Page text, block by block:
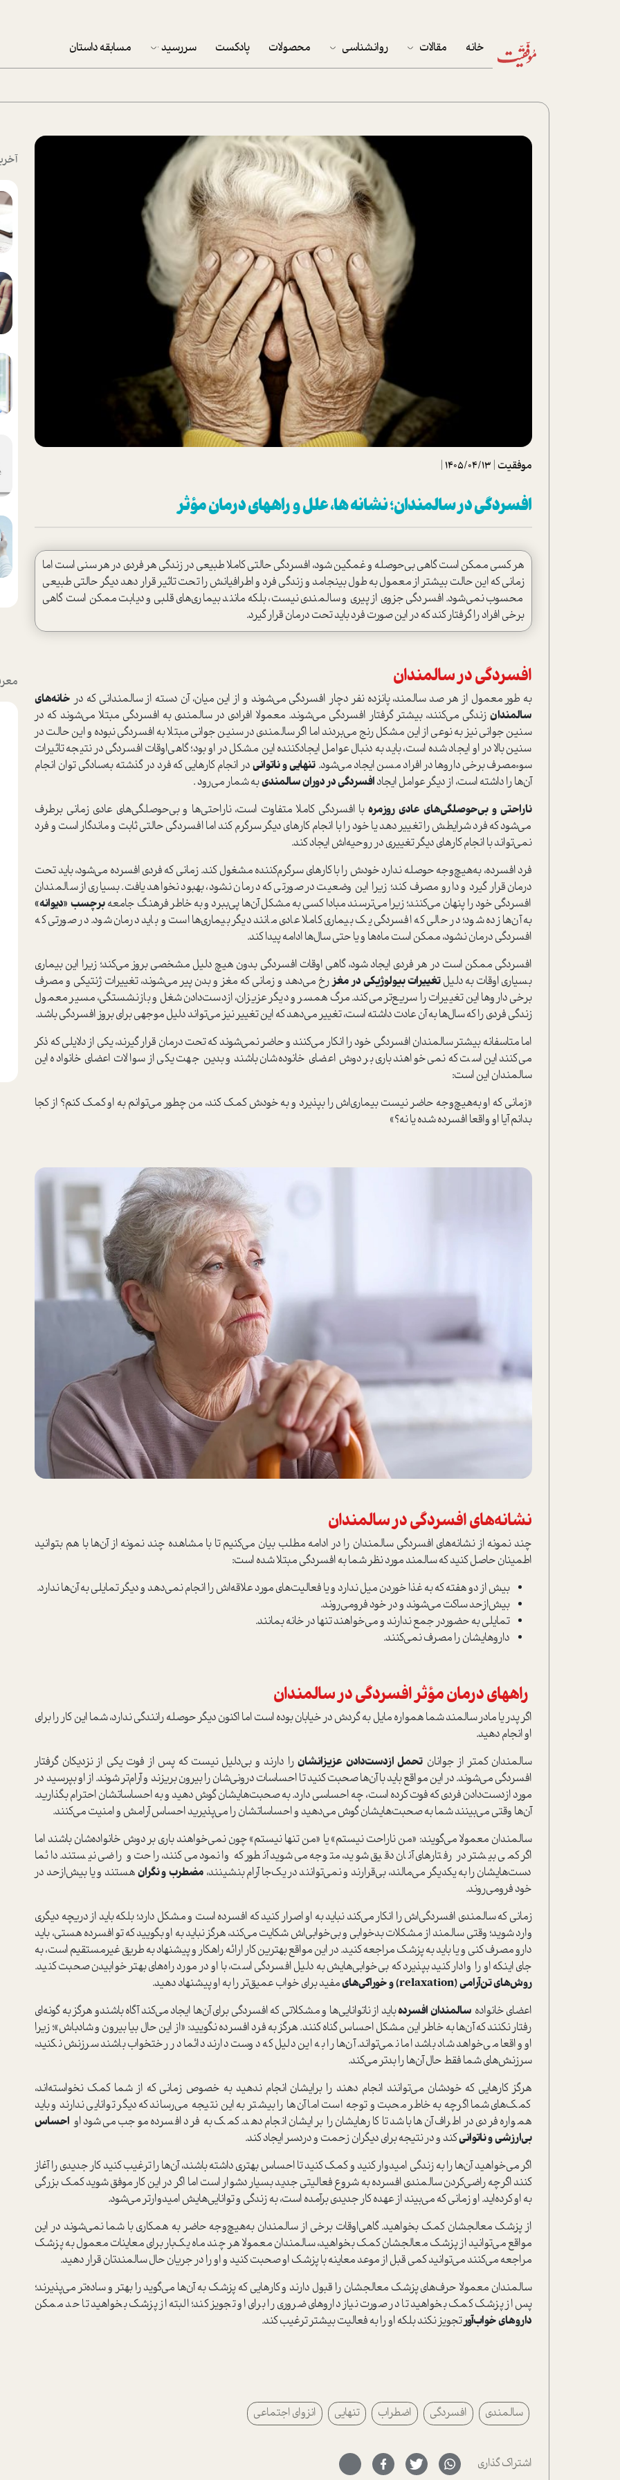
خانه مقالات روانشناسی محصولات پادکست سررسید
پکيج نوروزي موفقيت
تقویم رومیزی
تقویم دیواری
مسابقه داستان
موفقیت |
1405/04/13
|
افسردگی در سالمندان؛ نشانه ها، علل و راههای درمان مؤثر
هر کسی ممکن است گاهی بی‌حوصله و غمگین شود، افسردگی حالتی کاملا طبیعی در زندگی هر فردی در هر سنی است اما
زمانی که این حالت بیشتر از معمول به طول بینجامد و زندگی فرد و اطرافیانش را تحت تاثیر قرار دهد دیگر حالتی طبیعی
محسوب نمی‌شود. افسردگی جزوی از پیری و سالمندی نیست، بلکه مانند بیماری‌های قلبی و دیابت ممکن است گاهی
برخی افراد را گرفتار کند که در این صورت فرد باید تحت درمان قرار گیرد.
افسردگی در سالمندان
به طور معمول از هر صد سالمند، پانزده نفر دچار افسردگی می‌شوند و از این میان، آن دسته از سالمندانی که در خانه‌های
سالمندان زندگی می‌کنند، بیشتر گرفتار افسردگی می‌شوند. معمولا افرادی در سالمندی به افسردگی مبتلا می‌شوند که در
سنین جوانی نیز به نوعی از این مشکل رنج می‌بردند اما اگر سالمندی در سنین جوانی مبتلا به افسردگی نبوده و این حالت در
سنین بالا در او ایجاد شده است، باید به دنبال عوامل ایجادکننده این مشکل در او بود؛ گاهی‌اوقات افسردگی در نتیجه تاثیرات
سوء‌مصرف برخی داروها در افراد مسن ایجاد می‌شود. تنهایی و ناتوانیدر انجام کارهایی که فرد در گذشته به‌سادگی توان انجام
آن‌ها را داشته است، از دیگر عوامل ایجادافسردگی در دوران سالمندیبه شمار می‌رود .
ناراحتی و بی‌حوصلگی‌های عادی روزمره با افسردگی کاملا متفاوت است، ناراحتی‌ها و بی‌حوصلگی‌های عادی زمانی برطرف
می‌شود که فرد شرایطش را تغییر دهد یا خود را با انجام کارهای دیگر سرگرم کند اما افسردگی حالتی ثابت و ماندگار است و فرد
نمی‌تواند با انجام کارهای دیگر تغییری در روحیه‌اش‌ ایجاد کند.
فرد افسرده، به‌هیچ‌وجه حوصله ندارد خودش را با کارهای سرگرم‌کننده مشغول کند. زمانی که فردی افسرده می‌شود، باید تحت
درمان قرار گیرد و دارو مصرف کند؛ زیرا این وضعیت در صورتی که درمان نشود، بهبود نخواهد یافت. بسیاری از سالمندان
افسردگی خود را پنهان می‌کنند؛ زیرا می‌ترسند مبادا کسی به مشکل آن‌ها پی‌ببرد و به خاطر فرهنگ جامعهبرچسب «دیوانه»
به آن‌ها زده شود؛ در حالی که افسردگی یک بیماری کاملا عادی مانند دیگر بیماری‌ها است و باید درمان شود. در صورتی که
افسردگی درمان نشود، ممکن است ماه‌ها و یا حتی سال‌ها ادامه پیدا کند.
افسردگی ممکن است در هر فردی ایجاد شود، گاهی اوقات افسردگی بدون هیچ دلیل مشخصی بروز می‌کند؛ زیرا این بیماری
بسیاری اوقات به دلیلتغییرات بیولوژیکی در مغزرخ می‌دهد و زمانی که مغز و بدن پیر می‌شوند، تغییرات ژنتیکی و مصرف
برخی داروها این تغییرات را سریع‌تر می‌کند. مرگ همسر و دیگر عزیزان، ازدست‌دادن شغل و بازنشستگی، مسیر معمول
زندگی فردی را که سال‌ها به آن عادت داشته است، تغییر می‌دهد که این تغییر نیز می‌تواند دلیل موجهی برای بروز افسردگی باشد.
اما متاسفانه بیشتر سالمندان افسردگی خود را انکار می‌کنند و حاضر نمی‌شوند که تحت درمان قرار گیرند، یکی از دلایلی که ذکر
می‌کنند این است که نمی‌خواهند باری بر دوش اعضای خانوده‌شان باشند و بدین جهت یکی از سوالات اعضای خانواده این
سالمندان این است:
«زمانی که او به‌هیچ‌وجه حاضر نیست بیماری‌اش را بپذیرد و به خودش کمک کند، من چطور می‌توانم به او کمک کنم؟ از کجا
بدانم آیا او واقعا افسرده شده یا نه؟»
نشانه‌های افسردگی در سالمندان
چند نمونه از نشانه‌های افسردگی سالمندان را در ادامه مطلب بیان می‌کنیم تا با مشاهده چند نمونه از آن‌ها با هم بتوانید
اطمینان حاصل کنید که سالمند مورد نظر شما به افسردگی مبتلا شده است:
بیش از دو هفته که به غذا خوردن میل ندارد و یا فعالیت‌های مورد علاقه‌اش را انجام نمی‌دهد و دیگر تمایلی به آن‌ها ندارد.
بیش‌ازحد ساکت می‌شوند و در خود فرومی‌روند.
تمایلی به حضوردر جمع ندارند و می‌خواهند تنها در خانه بمانند.
داروهایشان را مصرف نمی‌کنند.
راههای درمان مؤثر افسردگی در سالمندان
اگر پدر یا مادر سالمند شما همواره مایل به گردش در خیابان بوده است اما اکنون دیگر حوصله رانندگی ندارد، شما این کار را برای
او انجام دهید.
سالمندان کمتر از جوانان تحمل ازدست‌دادن عزیزانشانرا دارند و بی‌دلیل نیست که پس از فوت یکی از نزدیکان گرفتار
افسردگی می‌شوند. در این مواقع باید با آن‌ها صحبت کنید تا احساسات درونی‌شان را بیرون بریزند و آرام‌تر شوند. از او بپرسید در
مورد ازدست‌دادن فردی که فوت کرده است، چه احساسی دارد. به صحبت‌هایشان گوش دهید و به احساساتشان احترام بگذارید.
آن‌ها وقتی می‌بینند شما به صحبت‌هایشان گوش می‌دهید و احساساتشان را می‌پذیرید احساس آرامش و امنیت می‌کنند.
سالمندان معمولا می‌گویند: «من ناراحت نیستم» یا «من تنها نیستم» چون نمی‌خواهند باری بر دوش خانواده‌شان باشند اما
اگر کمی بیشتر در رفتارهای آنان دقیق شوید، متوجه می‌شوید آنطور که وانمود می‌کنند، راحت و راضی نیستند. دائما
دست‌هایشان را به یکدیگر می‌مالند، بی‌قرارند و نمی‌توانند در یک‌جا آرام بنشینند، مضطرب و نگرانهستند و یا بیش‌از‌حد در
خود فرو‌می‌روند.
زمانی که سالمندی افسردگی‌اش را انکار می‌کند نباید به او اصرار کنید که افسرده است و مشکل دارد؛ بلکه باید از دریچه دیگری
وارد شوید؛ وقتی سالمند از مشکلات بد‌خوابی و بی‌خوابی‌اش شکایت می‌کند، هرگز نباید به او بگویید که تو افسرده هستی، باید
دارو مصرف کنی و یا باید به پزشک مراجعه کنید. در این مواقع بهترین کار ارائه راهکار و پیشنهاد به طریق غیرمستقیم است، به
جای اینکه او را وادار کنید بپذیرد که بی‌خوابی‌هایش به دلیل افسردگی است، با او در مورد راه‌های بهتر خوابیدن صحبت کنید.
روش‌های تن‌آرامی (relaxation) و خوراکی‌های
مفید برای خواب عمیق‌تر را به او پیشنهاد دهید.
اعضای خانواده سالمندان افسردهباید از ناتوانایی‌ها و مشکلاتی که افسردگی برای آن‌ها ایجاد می‌کند آگاه باشندو هرگز به گونه‌ای
رفتار نکنند که آن‌ها به خاطر این مشکل احساس گناه کنند. هرگز به فرد افسرده نگویید: «از این حال بیا بیرون و شادباش»؛ زیرا
او واقعا می‌خواهد شاد باشد اما نمی‌تواند. آن‌ها را به این دلیل که دوست دارند دائما در رختخواب باشند سرزنش نکنید،
سرزنش‌های شما فقط حال آن‌ها را بدتر می‌کند.
هرگز کارهایی که خودشان می‌توانند انجام دهند را برایشان انجام ندهید به خصوص زمانی که از شما کمک نخواسته‌اند،
کمک‌های شما اگرچه به خاطر محبت و توجه است اما آن‌ها را بیشتر به این نتیجه می‌رساند که دیگر توانایی ندارند و باید
همواره فردی در اطراف آن‌ها باشد تا کارهایشان را برایشان انجام دهد. کمک به فرد افسرده موجب می‌شود او احساس
بی‌ارزشی و ناتوانیکند و در نتیجه برای دیگران زحمت و دردسر ایجاد کند.
اگر می‌خواهید آن‌ها را به زندگی امیدوار کنید و کمک کنید تا احساس بهتری داشته باشند، آن‌ها را ترغیب کنید کار جدیدی را آغاز
کنند اگرچه راضی‌کردن سالمندی افسرده به شروع فعالیتی جدید بسیار دشوار است اما اگر در این کار موفق شوید کمک بزرگی
به او کرده‌اید. او زمانی که می‌بیند از عهده کار جدیدی برآمده است، به زندگی و توانایی‌هایش امیدوارتر می‌شود.
از پزشک معالجشان کمک بخواهید. گاهی‌اوقات برخی از سالمندان به‌هیچ‌وجه حاضر به همکاری با شما نمی‌شوند در این
مواقع می‌توانید از پزشک معالجشان کمک بخواهید، سالمندان معمولا هر چند ماه یک‌بار برای معاینات معمول به پزشک
مراجعه می‌کنند می‌توانید کمی قبل از موعد معاینه با پزشک او صحبت کنید و او را در جریان حال سالمندتان قرار دهید.
سالمندان معمولا حرف‌های پزشک معالجشان را قبول دارند و کارهایی که پزشک به آن‌ها می‌گوید را بهتر و ساده‌تر می‌پذیرند؛
پس از پزشک کمک بخواهید تا در صورت نیاز داروهای ضروری را برای او تجویز کند؛ البته از پزشک بخواهید تا حد ممکن
داروهای خواب‌آورتجویز نکند بلکه او را به فعالیت بیشتر ترغیب کند.
سالمندی افسردگی اضطراب تنهایی انزوای اجتماعی
اشتراک گذاری